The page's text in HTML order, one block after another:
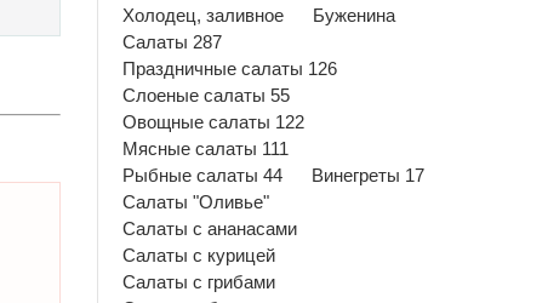
Холодец, заливное
Буженина
Салаты 287
Праздничные салаты 126
Слоеные салаты 55
Овощные салаты 122
Мясные салаты 111
Рыбные салаты 44
Винегреты 17
Салаты "Оливье"
Салаты с ананасами
Салаты с курицей
Салаты с грибами